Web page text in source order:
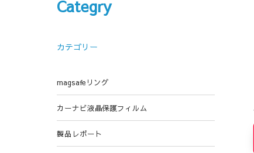
Categry
カテゴリー
magsafeリング
カーナビ液晶保護フィルム
製品レポート